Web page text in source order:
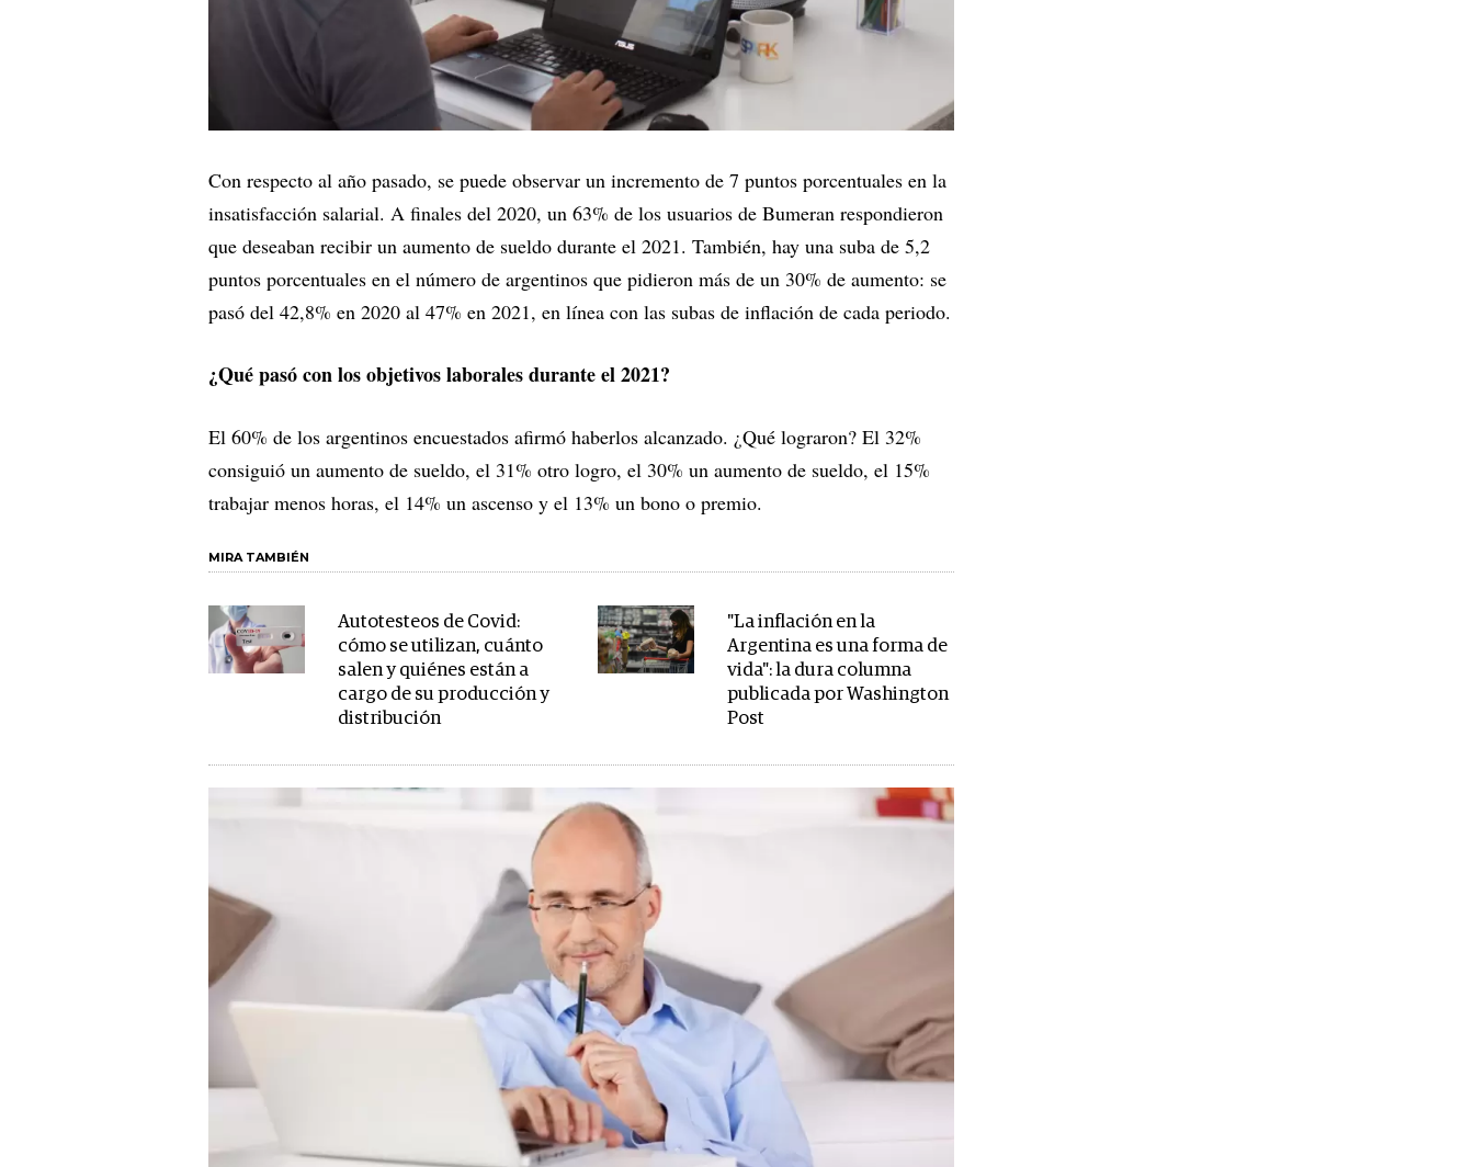
Con respecto al año pasado, se puede observar un incremento de 7 puntos porcentuales en la
insatisfacción salarial. A finales del 2020, un 63% de los usuarios de Bumeran respondieron
que deseaban recibir un aumento de sueldo durante el 2021. También, hay una suba de 5,2
puntos porcentuales en el número de argentinos que pidieron más de un 30% de aumento: se
pasó del 42,8% en 2020 al 47% en 2021, en línea con las subas de inflación de cada periodo.
¿Qué pasó con los objetivos laborales durante el 2021?
El 60% de los argentinos encuestados afirmó haberlos alcanzado. ¿Qué lograron? El 32%
consiguió un aumento de sueldo, el 31% otro logro, el 30% un aumento de sueldo, el 15%
trabajar menos horas, el 14% un ascenso y el 13% un bono o premio.
MIRA TAMBIÉN
Autotesteos de Covid:
cómo se utilizan, cuánto
salen y quiénes están a
cargo de su producción y
distribución
"La inflación en la
Argentina es una forma de
vida": la dura columna
publicada por Washington
Post